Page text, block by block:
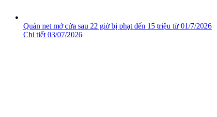
Quán net mở cửa sau 22 giờ bị phạt đến 15 triệu từ 01/7/2026
Chi tiết 03/07/2026